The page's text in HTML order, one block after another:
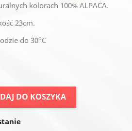
kolorach 100% ALPACA.
23cm.
do 30oC
DO KOSZYKA